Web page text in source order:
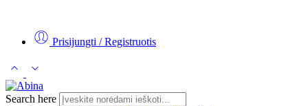
Prisijungti / Registruotis
Search here